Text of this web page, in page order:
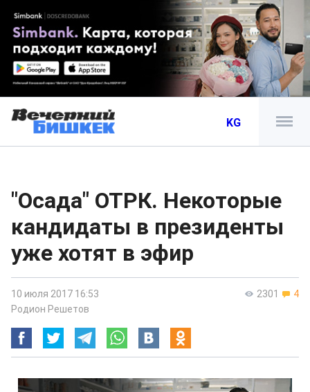
KG
"Осада" ОТРК. Некоторые
кандидаты в президенты
уже хотят в эфир
2301 4
10 июля 2017 16:53
Родион Решетов